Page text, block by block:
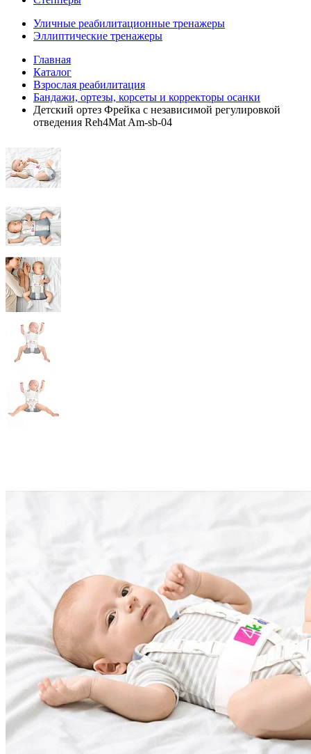
Уличные реабилитационные тренажеры
Эллиптические тренажеры
Главная
Каталог
Взрослая реабилитация
Бандажи, ортезы, корсеты и корректоры осанки
Детский ортез Фрейка с независимой регулировкой
отведения Reh4Mat Am-sb-04